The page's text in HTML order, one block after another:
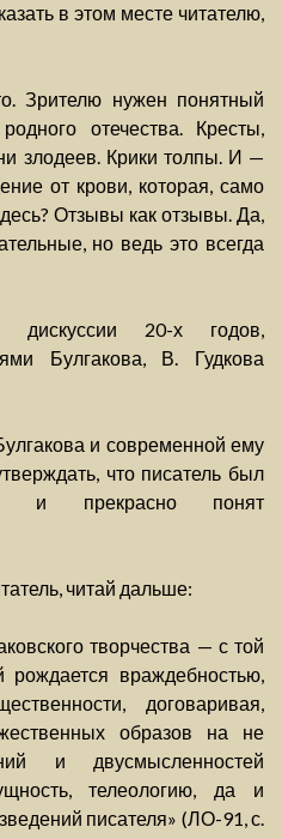
в этом месте читателю,
Зрителю нужен понятный
отечества. Кресты,
злодеев. Крики толпы. И —
от крови, которая, само
Отзывы как отзывы. Да,
но ведь это всегда
дискуссии 20-х годов,
Булгакова, В. Гудкова
и современной ему
что писатель был
и прекрасно понят
читай дальше:
творчества — с той
рождается враждебностью,
договаривая,
образов на не
и двусмысленностей
телеологию, да и
писателя» (ЛО-91, с.